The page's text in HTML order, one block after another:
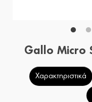
Gallo Micro
Χαρακτηριστικά